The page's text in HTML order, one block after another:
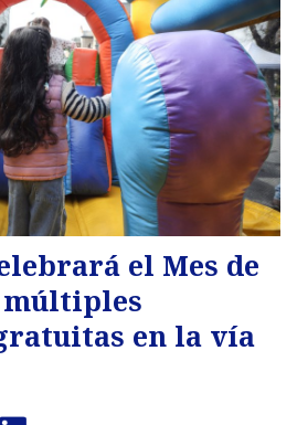
el Mes de
múltiples
en la vía